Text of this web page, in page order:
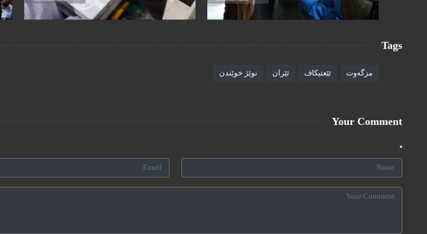
Tags
مزگەوت ئێعتیکاف ئێران نوێژ خوێندن
Your Comment